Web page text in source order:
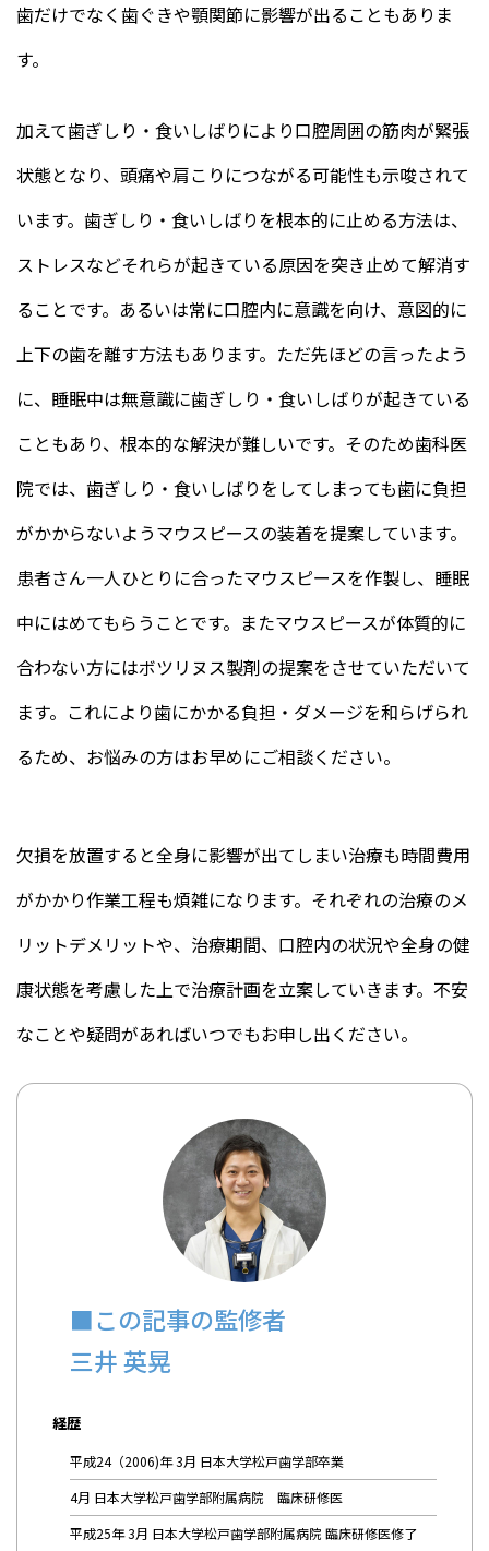
歯だけでなく歯ぐきや顎関節に影響が出ることもありま
す。
加えて歯ぎしり・食いしばりにより口腔周囲の筋肉が緊張
状態となり、頭痛や肩こりにつながる可能性も示唆されて
います。歯ぎしり・食いしばりを根本的に止める方法は、
ストレスなどそれらが起きている原因を突き止めて解消す
ることです。あるいは常に口腔内に意識を向け、意図的に
上下の歯を離す方法もあります。ただ先ほどの言ったよう
に、睡眠中は無意識に歯ぎしり・食いしばりが起きている
こともあり、根本的な解決が難しいです。そのため歯科医
院では、歯ぎしり・食いしばりをしてしまっても歯に負担
がかからないようマウスピースの装着を提案しています。
患者さん一人ひとりに合ったマウスピースを作製し、睡眠
中にはめてもらうことです。またマウスピースが体質的に
合わない方にはボツリヌス製剤の提案をさせていただいて
ます。これにより歯にかかる負担・ダメージを和らげられ
るため、お悩みの方はお早めにご相談ください。
欠損を放置すると全身に影響が出てしまい治療も時間費用
がかかり作業工程も煩雑になります。それぞれの治療のメ
リットデメリットや、治療期間、口腔内の状況や全身の健
康状態を考慮した上で治療計画を立案していきます。不安
なことや疑問があればいつでもお申し出ください。
■この記事の監修者
三井 英晃
経歴
平成24（2006)年 3月 日本大学松戸歯学部卒業
4月 日本大学松戸歯学部附属病院 臨床研修医
平成25年 3月 日本大学松戸歯学部附属病院 臨床研修医修了